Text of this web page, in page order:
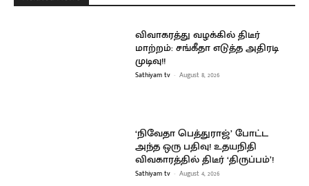
விவாகரத்து வழக்கில் திடீர்
மாற்றம்: சங்கீதா எடுத்த அதிரடி
முடிவு!!
Sathiyam tv - August 8, 2026
‘நிவேதா பெத்துராஜ்’ போட்ட
அந்த ஒரு பதிவு! உதயநிதி
விவகாரத்தில் திடீர் ‘திருப்பம்’!
Sathiyam tv - August 4, 2026